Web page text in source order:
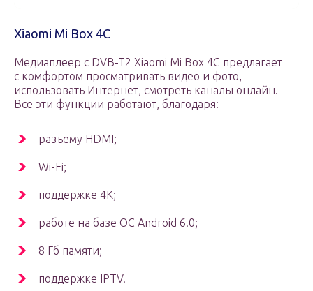
Xiaomi Mi Box 4C
Медиаплеер с DVB-T2 Xiaomi Mi Box 4C предлагает
с комфортом просматривать видео и фото,
использовать Интернет, смотреть каналы онлайн.
Все эти функции работают, благодаря:
разъему HDMI;
Wi-Fi;
поддержке 4K;
работе на базе ОС Android 6.0;
8 Гб памяти;
поддержке IPTV.